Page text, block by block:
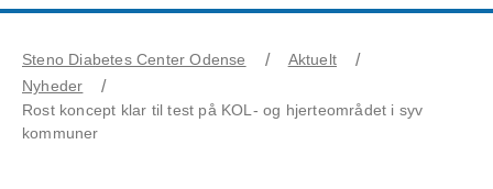
Steno Diabetes Center Odense
Aktuelt
Nyheder
Rost koncept klar til test på KOL- og hjerteområdet i syv
kommuner